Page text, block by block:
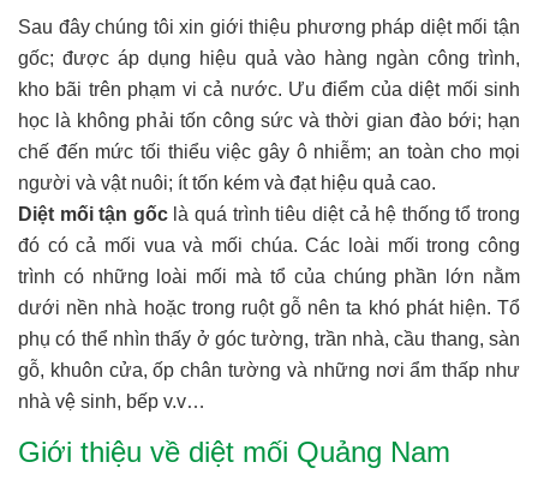
Sau đây chúng tôi xin giới thiệu phương pháp diệt mối tận
gốc; được áp dụng hiệu quả vào hàng ngàn công trình,
kho bãi trên phạm vi cả nước. Ưu điểm của diệt mối sinh
học là không phải tốn công sức và thời gian đào bới; hạn
chế đến mức tối thiểu việc gây ô nhiễm; an toàn cho mọi
người và vật nuôi; ít tốn kém và đạt hiệu quả cao.
Diệt mối tận gốclà quá trình tiêu diệt cả hệ thống tổ trong
đó có cả mối vua và mối chúa. Các loài mối trong công
trình có những loài mối mà tổ của chúng phần lớn nằm
dưới nền nhà hoặc trong ruột gỗ nên ta khó phát hiện. Tổ
phụ có thể nhìn thấy ở góc tường, trần nhà, cầu thang, sàn
gỗ, khuôn cửa, ốp chân tường và những nơi ẩm thấp như
nhà vệ sinh, bếp v.v…
Giới thiệu về diệt mối Quảng Nam